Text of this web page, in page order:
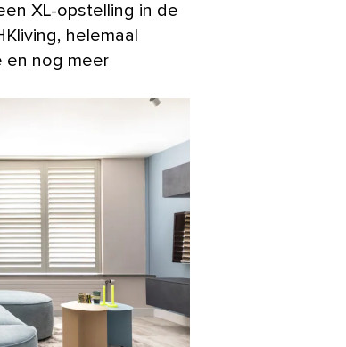
XL-opstelling in de
helemaal
en nog meer